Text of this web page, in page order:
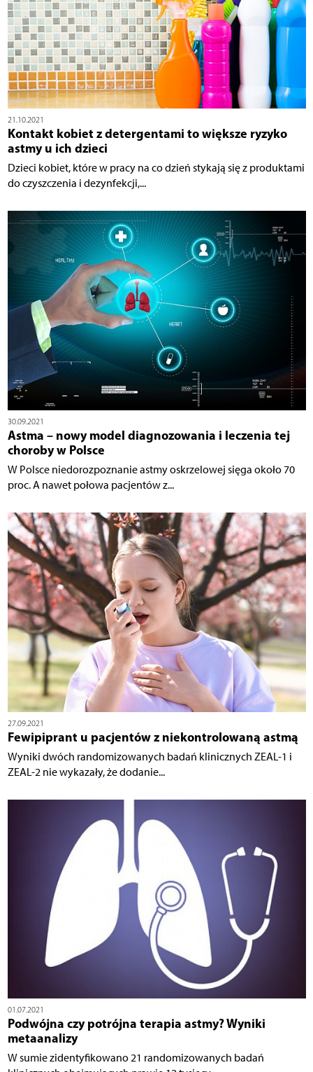
21.10.2021
Kontakt kobiet z detergentami to większe ryzyko
astmy u ich dzieci
Dzieci kobiet, które w pracy na co dzień stykają się z produktami
do czyszczenia i dezynfekcji,...
30.09.2021
Astma – nowy model diagnozowania i leczenia tej
choroby w Polsce
W Polsce niedorozpoznanie astmy oskrzelowej sięga około 70
proc. A nawet połowa pacjentów z...
27.09.2021
Fewipiprant u pacjentów z niekontrolowaną astmą
Wyniki dwóch randomizowanych badań klinicznych ZEAL-1 i
ZEAL-2 nie wykazały, że dodanie...
01.07.2021
Podwójna czy potrójna terapia astmy? Wyniki
metaanalizy
W sumie zidentyfikowano 21 randomizowanych badań